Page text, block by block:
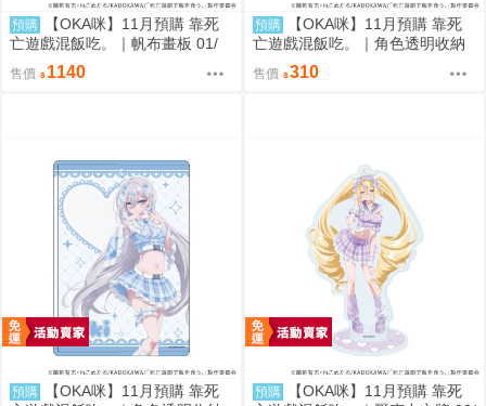
預購
【OKA咪】11月預購 靠死
亡遊戲混飯吃。｜帆布畫板 01/
(新繪插畫) (幽鬼)
售價 1140
預購
【OKA咪】11月預購 靠死
亡遊戲混飯吃。｜角色透明收納
夾 02/ (新繪插畫) (御城)
售價 310
預購
【OKA咪】11月預購 靠死
預購
【OKA咪】11月預購 靠死